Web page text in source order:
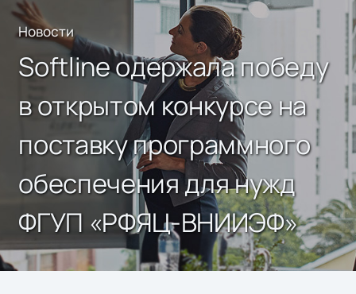
Новости
Softline одержала победу
в открытом конкурсе на
поставку программного
обеспечения для нужд
ФГУП «РФЯЦ-ВНИИЭФ»